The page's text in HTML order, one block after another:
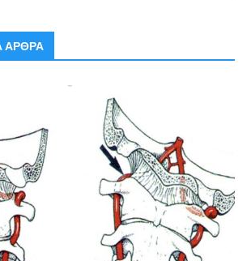
ΑΡΘΡΑ